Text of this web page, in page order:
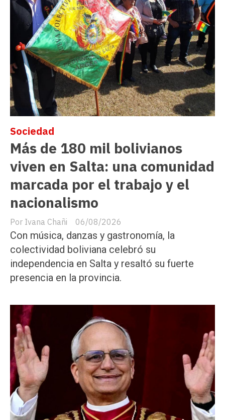
Más de 180 mil bolivianos
viven en Salta: una comunidad
marcada por el trabajo y el
nacionalismo
Ivana Chañi
Sociedad
06/08/2026
Con música, danzas y gastronomía, la
colectividad boliviana celebró su
independencia en Salta y resaltó su fuerte
presencia en la provincia.